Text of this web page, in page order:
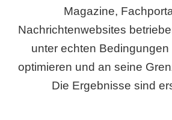
Magazine,
Nachrichtenwebsites
unter echten
optimieren und an seine
Die Ergebnisse sind